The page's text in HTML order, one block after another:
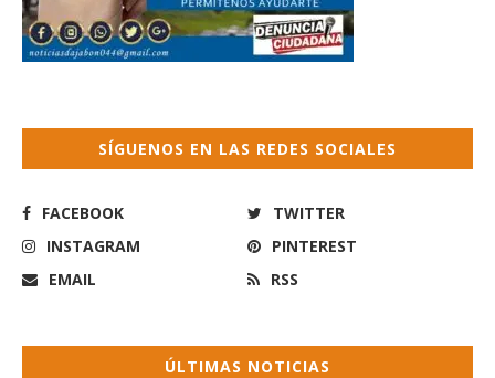
SÍGUENOS EN LAS REDES SOCIALES
FACEBOOK
TWITTER
INSTAGRAM
PINTEREST
EMAIL
RSS
ÚLTIMAS NOTICIAS